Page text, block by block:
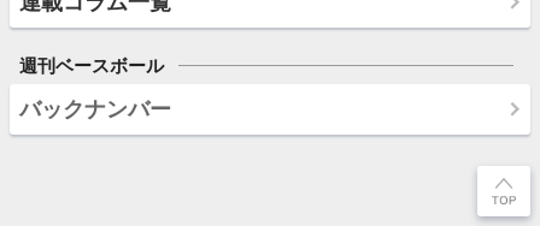
週刊ベースボール
バックナンバー